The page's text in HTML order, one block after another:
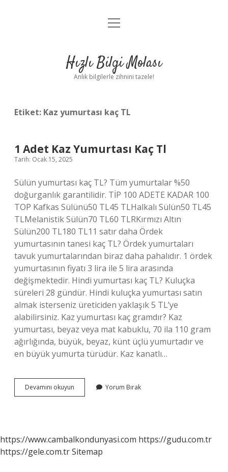
Anasayfa
Yasal Uyarı
menüyü
Hızlı Bilgi Molası
Anlık bilgilerle zihnini tazele!
Etiket: Kaz yumurtası kaç TL
1 Adet Kaz Yumurtası Kaç Tl
Tarih: Ocak 15, 2025
Sülün yumurtası kaç TL? Tüm yumurtalar %50
doğurganlık garantilidir. TİP 100 ADETE KADAR 100
TOP Kafkas Sülünü50 TL45 TLHalkalı Sülün50 TL45
TLMelanistik Sülün70 TL60 TLRKırmızı Altın
Sülün200 TL180 TL11 satır daha Ördek
yumurtasının tanesi kaç TL? Ördek yumurtaları
tavuk yumurtalarından biraz daha pahalıdır. 1 ördek
yumurtasının fiyatı 3 lira ile 5 lira arasında
değişmektedir. Hindi yumurtası kaç TL? Kuluçka
süreleri 28 gündür. Hindi kuluçka yumurtası satın
almak isterseniz üreticiden yaklaşık 5 TL’ye
alabilirsiniz. Kaz yumurtası kaç gramdır? Kaz
yumurtası, beyaz veya mat kabuklu, 70 ila 110 gram
ağırlığında, büyük, beyaz, künt üçlü yumurtadır ve
en büyük yumurta türüdür. Kaz kanatlı…
Devamını okuyun
Adet
Yorum Bırak
https://www.cambalkondunyasi.com https://gudu.com.tr
https://gele.com.trSitemap